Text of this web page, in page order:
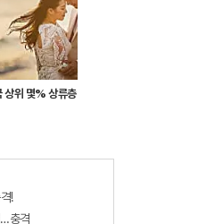
상위 몇% 상류층
!
충격